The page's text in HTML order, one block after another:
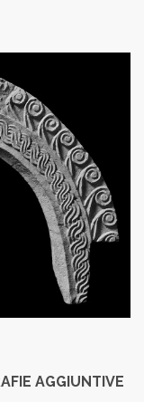
AGGIUNTIVE